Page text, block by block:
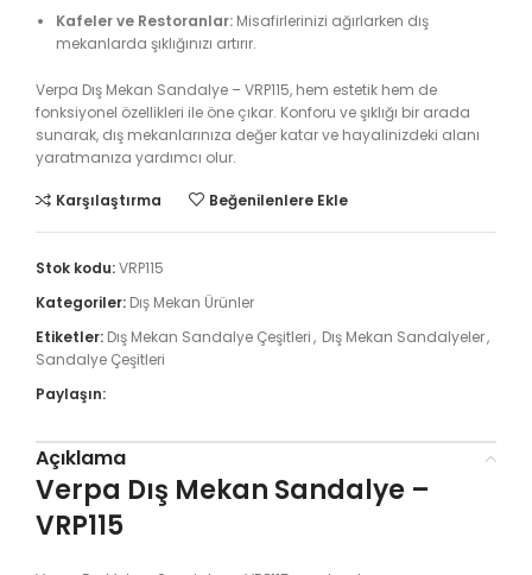
Kafeler ve Restoranlar: Misafirlerinizi ağırlarken dış
mekanlarda şıklığınızı artırır.
Verpa Dış Mekan Sandalye – VRP115, hem estetik hem de
fonksiyonel özellikleri ile öne çıkar. Konforu ve şıklığı bir arada
sunarak, dış mekanlarınıza değer katar ve hayalinizdeki alanı
yaratmanıza yardımcı olur.
Karşılaştırma Beğenilenlere Ekle
Stok kodu:VRP115
Kategoriler: Dış Mekan Ürünler
Etiketler: Dış Mekan Sandalye Çeşitleri, Dış Mekan Sandalyeler,
Sandalye Çeşitleri
Paylaşın:
Açıklama
Verpa Dış Mekan Sandalye –
VRP115